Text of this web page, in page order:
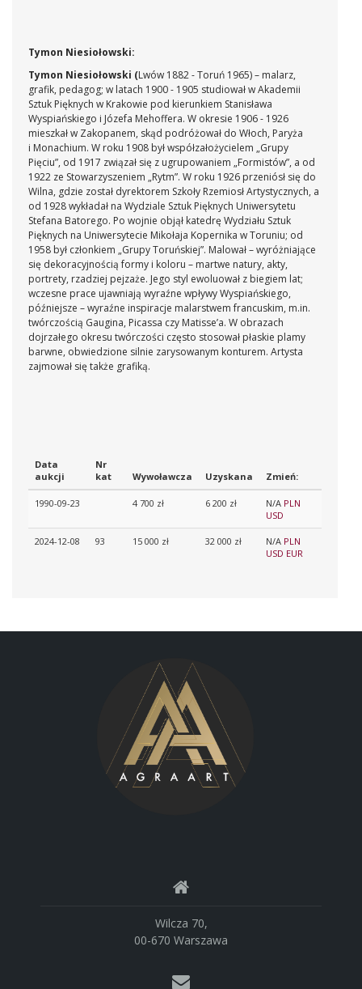
Tymon Niesiołowski:
Tymon Niesiołowski (Lwów 1882 - Toruń 1965) – malarz,
grafik, pedagog; w latach 1900 - 1905 studiował w Akademii
Sztuk Pięknych w Krakowie pod kierunkiem Stanisława
Wyspiańskiego i Józefa Mehoffera. W okresie 1906 - 1926
mieszkał w Zakopanem, skąd podróżował do Włoch, Paryża
i Monachium. W roku 1908 był współzałożycielem „Grupy
Pięciu”, od 1917 związał się z ugrupowaniem „Formistów”, a od
1922 ze Stowarzyszeniem „Rytm”. W roku 1926 przeniósł się do
Wilna, gdzie został dyrektorem Szkoły Rzemiosł Artystycznych, a
od 1928 wykładał na Wydziale Sztuk Pięknych Uniwersytetu
Stefana Batorego. Po wojnie objął katedrę Wydziału Sztuk
Pięknych na Uniwersytecie Mikołaja Kopernika w Toruniu; od
1958 był członkiem „Grupy Toruńskiej”. Malował – wyróżniające
się dekoracyjnością formy i koloru – martwe natury, akty,
portrety, rzadziej pejzaże. Jego styl ewoluował z biegiem lat;
wczesne prace ujawniają wyraźne wpływy Wyspiańskiego,
późniejsze – wyraźne inspiracje malarstwem francuskim, m.in.
twórczością Gaugina, Picassa czy Matisse’a. W obrazach
dojrzałego okresu twórczości często stosował płaskie plamy
barwne, obwiedzione silnie zarysowanym konturem. Artysta
zajmował się także grafiką.
Data
aukcji
Nr
kat
Wywoławcza Uzyskana Zmień:
1990-09-23 4 700 zł 6 200 zł N/A PLN
USD
2024-12-08 93 15 000 zł 32 000 zł N/A PLN
USD EUR
Wilcza 70,
00-670 Warszawa